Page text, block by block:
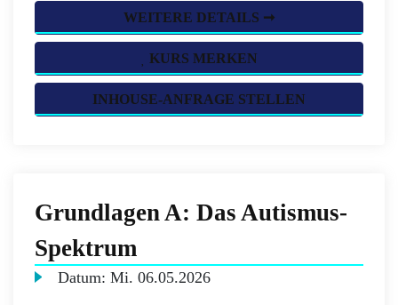
WEITERE DETAILS ➞
KURS MERKEN
INHOUSE-ANFRAGE STELLEN
Grundlagen A: Das Autismus-
Spektrum
Datum:Mi. 06.05.2026